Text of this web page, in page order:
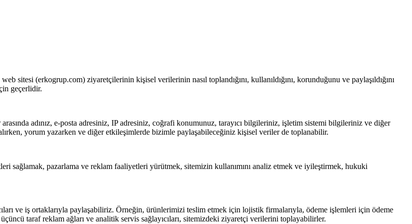
sitesi (erkogrup.com) ziyaretçilerinin kişisel verilerinin nasıl toplandığını, kullanıldığını, korunduğunu ve paylaşıldığını
geçerlidir.
adınız, e-posta adresiniz, IP adresiniz, coğrafi konumunuz, tarayıcı bilgileriniz, işletim sistemi bilgileriniz ve diğer
yorum yazarken ve diğer etkileşimlerde bizimle paylaşabileceğiniz kişisel veriler de toplanabilir.
sağlamak, pazarlama ve reklam faaliyetleri yürütmek, sitemizin kullanımını analiz etmek ve iyileştirmek, hukuki
ve iş ortaklarıyla paylaşabiliriz. Örneğin, ürünlerimizi teslim etmek için lojistik firmalarıyla, ödeme işlemleri için ödeme
taraf reklam ağları ve analitik servis sağlayıcıları, sitemizdeki ziyaretçi verilerini toplayabilirler.